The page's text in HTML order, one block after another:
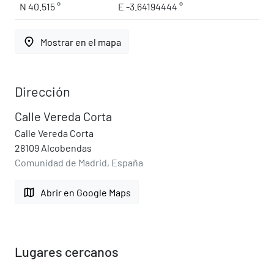
N 40.515 ° E -3.64194444 °
place Mostrar en el mapa
Dirección
Calle Vereda Corta
Calle Vereda Corta
28109 Alcobendas
Comunidad de Madrid, España
map Abrir en Google Maps
Lugares cercanos